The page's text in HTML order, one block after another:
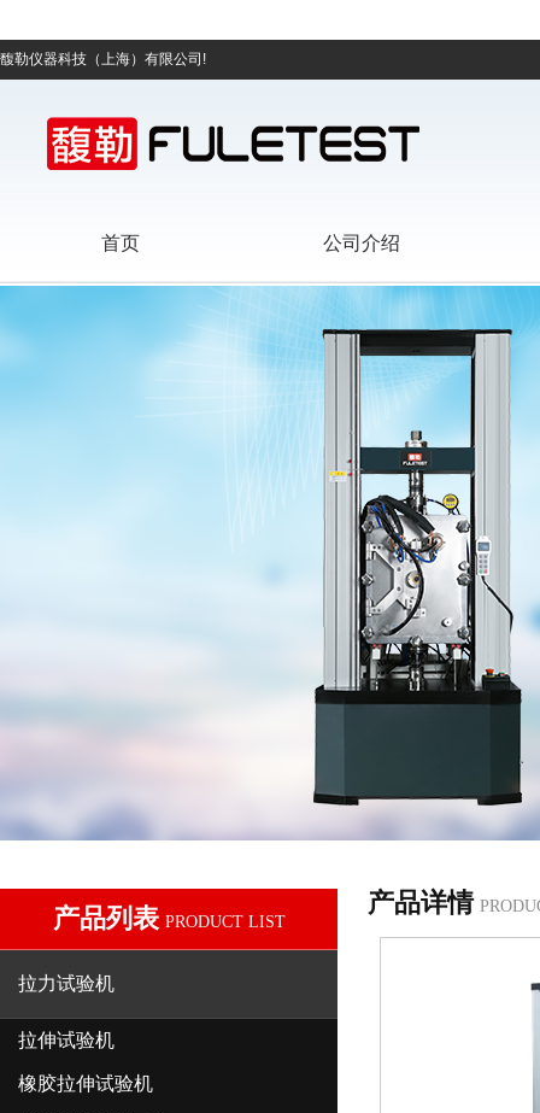
馥勒仪器科技（上海）有限公司!
首页 公司介绍
产品列表 PRODUCT LIST
拉力试验机
拉伸试验机
橡胶拉伸试验机
产品详情